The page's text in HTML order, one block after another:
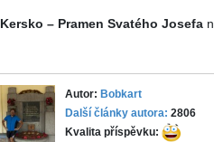
Kersko – Pramen Svatého Josefa
Autor: Bobkart
Další články autora: 2806
Kvalita příspěvku: